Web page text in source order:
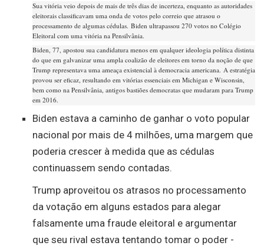
Sua vitória veio depois de mais de três dias de incerteza, enquanto as autoridades
eleitorais classificavam uma onda de votos pelo correio que atrasou o
processamento de algumas cédulas. Biden ultrapassou 270 votos no Colégio
Eleitoral com uma vitória na Pensilvânia.
Biden, 77, apostou sua candidatura menos em qualquer ideologia política distinta
do que em galvanizar uma ampla coalizão de eleitores em torno da noção de que
Trump representava uma ameaça existencial à democracia americana. A estratégia
provou ser eficaz, resultando em vitórias essenciais em Michigan e Wisconsin,
bem como na Pensilvânia, antigos bastiões democratas que mudaram para Trump
em 2016.
Biden estava a caminho de ganhar o voto popular
nacional por mais de 4 milhões, uma margem que
poderia crescer à medida que as cédulas
continuassem sendo contadas.
Trump aproveitou os atrasos no processamento
da votação em alguns estados para alegar
falsamente uma fraude eleitoral e argumentar
que seu rival estava tentando tomar o poder -